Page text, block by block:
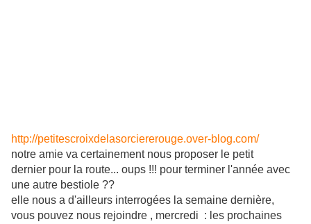
http://petitescroixdelasorciererouge.over-blog.com/
notre amie va certainement nous proposer le petit
dernier pour la route... oups !!! pour terminer l'année avec
une autre bestiole ??
elle nous a d'ailleurs interrogées la semaine dernière,
vous pouvez nous rejoindre , mercredi : les prochaines